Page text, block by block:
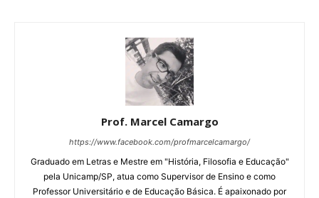
Prof. Marcel Camargo
https://www.facebook.com/profmarcelcamargo/
Graduado em Letras e Mestre em "História, Filosofia e Educação"
pela Unicamp/SP, atua como Supervisor de Ensino e como
Professor Universitário e de Educação Básica. É apaixonado por